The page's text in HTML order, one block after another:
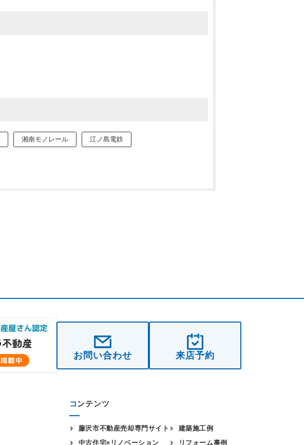
湘南モノレール 江ノ島電鉄
お問い合わせ 来店予約
コンテンツ
藤沢市不動産売却専門サイト
中古住宅×リノベーション
建築施工例
リフォーム事例